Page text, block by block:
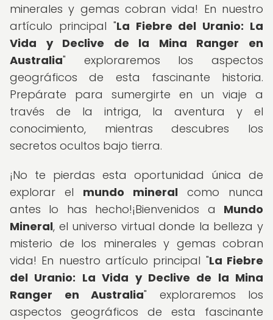
minerales y gemas cobran vida! En nuestro
artículo principal "La Fiebre del Uranio: La
Vida y Declive de la Mina Ranger en
Australia" exploraremos los aspectos
geográficos de esta fascinante historia.
Prepárate para sumergirte en un viaje a
través de la intriga, la aventura y el
conocimiento, mientras descubres los
secretos ocultos bajo tierra.
¡No te pierdas esta oportunidad única de
explorar el mundo mineral como nunca
antes lo has hecho!¡Bienvenidos a Mundo
Mineral, el universo virtual donde la belleza y
misterio de los minerales y gemas cobran
vida! En nuestro artículo principal "La Fiebre
del Uranio: La Vida y Declive de la Mina
Ranger en Australia" exploraremos los
aspectos geográficos de esta fascinante